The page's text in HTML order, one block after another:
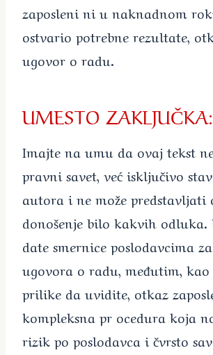
zaposleni ni u naknadnom
ostvario potrebne rezultate,
ugovor o radu.
UMESTO ZAKLJUČKA:
Imajte na umu da ovaj tekst
pravni savet, već isključivo
autora i ne može predstavljati
donošenje bilo kakvih odluka.
date smernice poslodavcima
ugovora o radu, međutim,
prilike da uvidite, otkaz
kompleksna pr ocedura koja
rizik po poslodavca i čvrsto